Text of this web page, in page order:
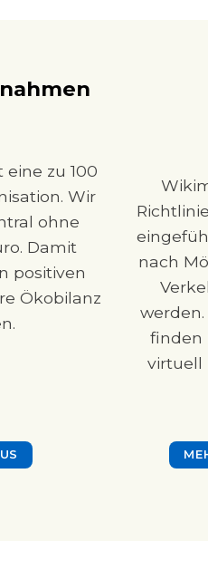
eine zu 100
Wir
ohne
Damit
positiven
Ökobilanz
nach
finden
virtuell